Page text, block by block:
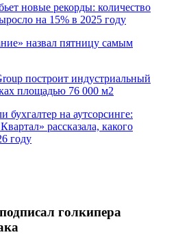
новые рекорды: количество
на 15% в 2025 году
назвал пятницу самым
построит индустриальный
площадью 76 000 м2
бухгалтер на аутсорсинге:
рассказала, какого
году
голкипера